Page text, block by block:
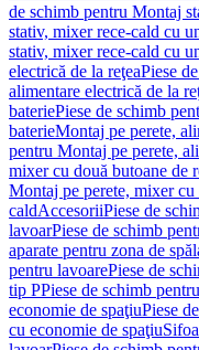
de schimb pentru Montaj
stativ, mixer rece-cald cu
stativ, mixer rece-cald cu
electrică de la reţeaPiese
alimentare electrică de la
bateriePiese de schimb
baterieMontaj pe perete,
pentru Montaj pe perete,
mixer cu două butoane de
Montaj pe perete, mixer cu
caldAccesoriiPiese de
lavoarPiese de schimb
aparate pentru zona de
pentru lavoarePiese de
tip PPiese de schimb
economie de spaţiuPiese
cu economie de spaţiu